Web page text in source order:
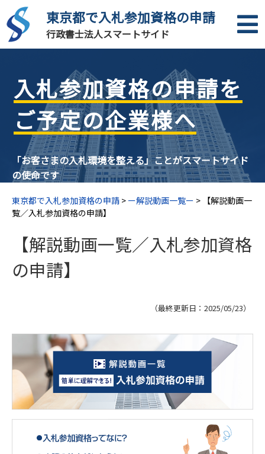
東京都で入札参加資格の申請
行政書士法人スマートサイド
入札参加資格の申請を
ご予定の企業様へ
「お客さまの入札環境を整える」ことがスマートサイド
の使命です
東京都で入札参加資格の申請 > ー解説動画一覧ー > 【解説動画一
覧／入札参加資格の申請】
【解説動画一覧／入札参加資格
の申請】
（最終更新日： 2025/05/23）